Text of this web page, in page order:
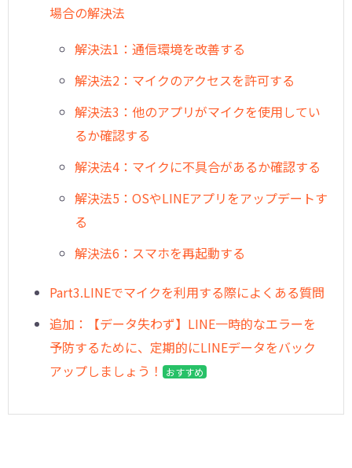
場合の解決法
解決法1：通信環境を改善する
解決法2：マイクのアクセスを許可する
解決法3：他のアプリがマイクを使用してい
るか確認する
解決法4：マイクに不具合があるか確認する
解決法5：OSやLINEアプリをアップデートす
る
解決法6：スマホを再起動する
Part3.LINEでマイクを利用する際によくある質問
追加：【データ失わず】LINE一時的なエラーを
予防するために、定期的にLINEデータをバック
アップしましょう！
おすすめ